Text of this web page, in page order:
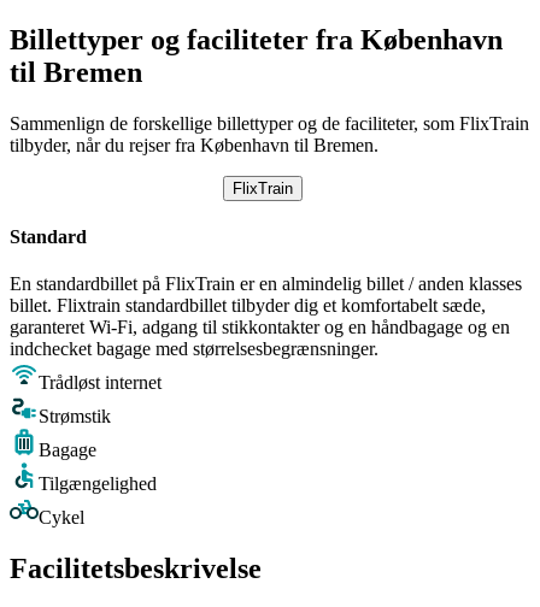
Billettyper og faciliteter fra København
til Bremen
Sammenlign de forskellige billettyper og de faciliteter, som FlixTrain
tilbyder, når du rejser fra København til Bremen.
FlixTrain
Standard
En standardbillet på FlixTrain er en almindelig billet / anden klasses
billet. Flixtrain standardbillet tilbyder dig et komfortabelt sæde,
garanteret Wi-Fi, adgang til stikkontakter og en håndbagage og en
indchecket bagage med størrelsesbegrænsninger.
Trådløst internet
Strømstik
Bagage
Tilgængelighed
Cykel
Facilitetsbeskrivelse